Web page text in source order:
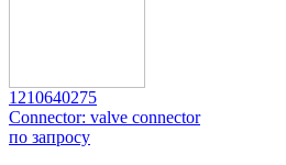
1210640275
Connector: valve connector
по запросу